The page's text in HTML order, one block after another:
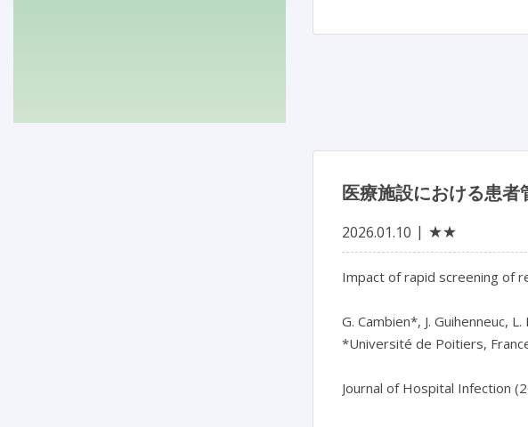
医療施設における患
2026.01.10 ★★
Impact of rapid screening of
G. Cambien*, J. Guihenneuc,
*Université de Poitiers,
Journal of Hospital Infection